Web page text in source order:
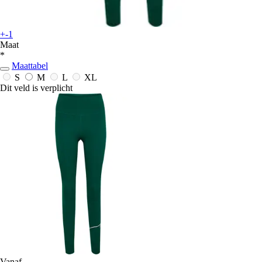
+-1
Maat
*
Maattabel
S
M L
XL
Dit veld is verplicht